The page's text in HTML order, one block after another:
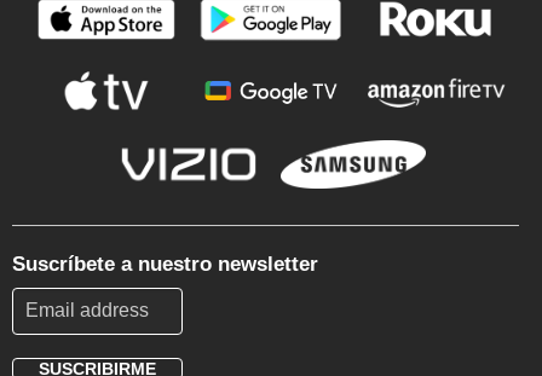
Suscríbete a nuestro newsletter
SUSCRIBIRME